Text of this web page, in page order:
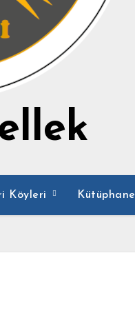
Köyleri Kütüphane